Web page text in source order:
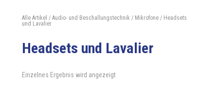
Alle Artikel / Audio- und Beschallungstechnik / Mikrofone/ Headsets
und Lavalier
Headsets und Lavalier
Einzelnes Ergebnis wird angezeigt